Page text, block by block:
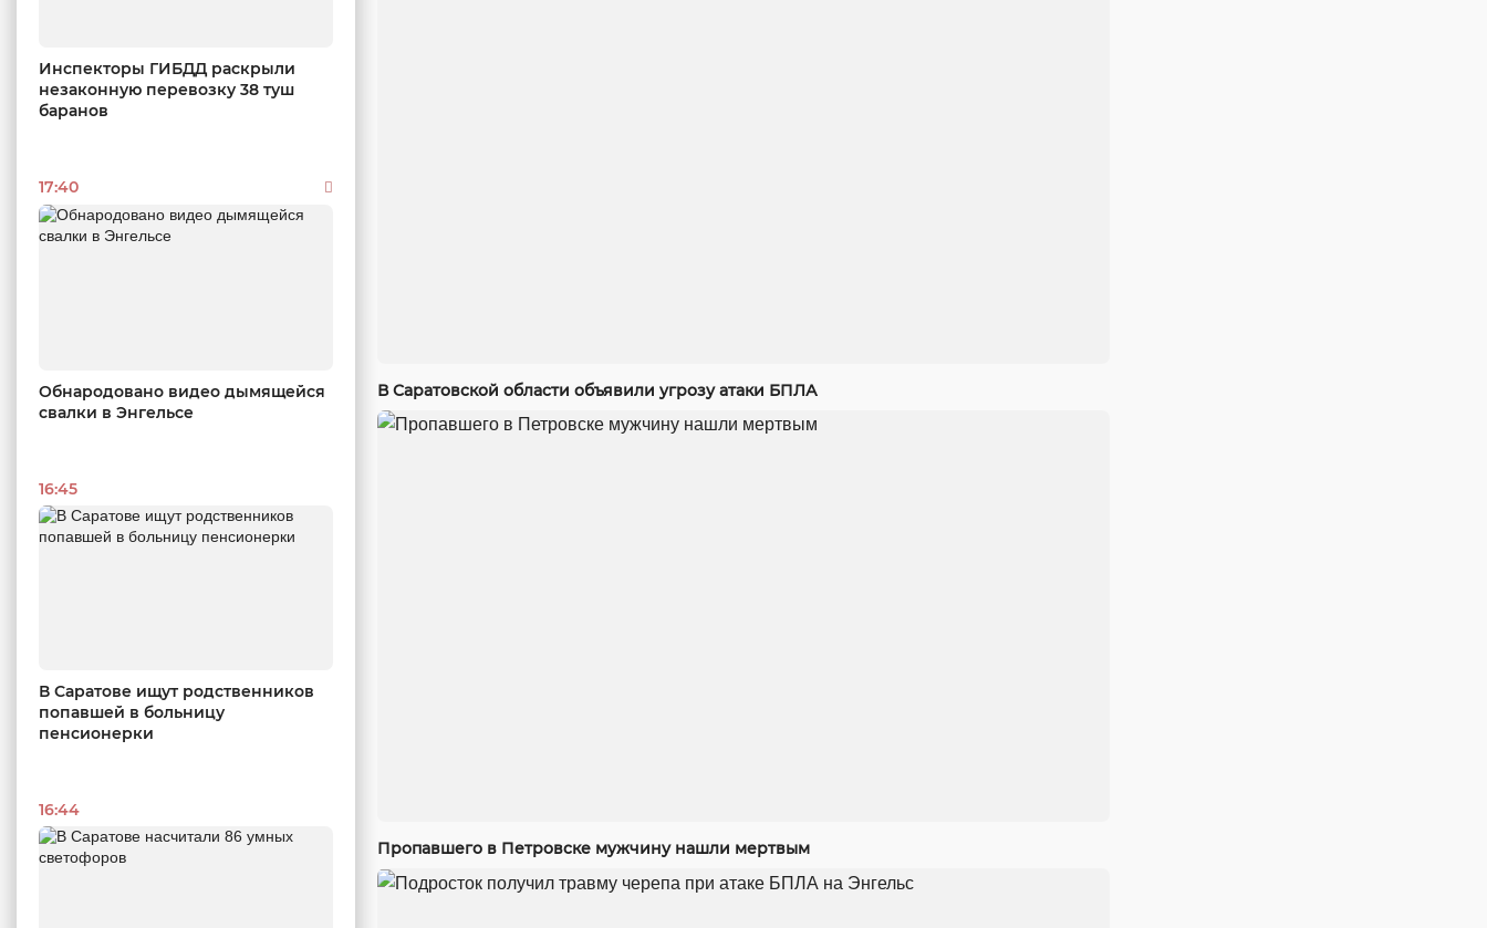
Инспекторы ГИБДД раскрыли
незаконную перевозку 38 туш
баранов
17:40
Обнародовано видео дымящейся
свалки в Энгельсе
16:45
В Саратове ищут родственников
попавшей в больницу
пенсионерки
16:44
В Саратовской области объявили угрозу атаки БПЛА
Пропавшего в Петровске мужчину нашли мертвым